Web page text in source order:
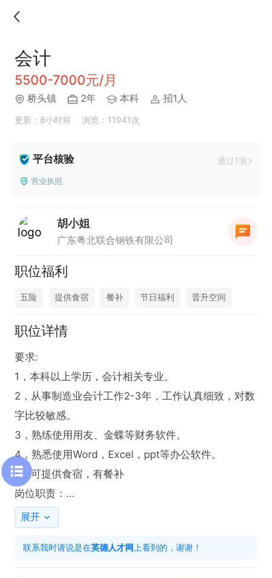
会计
5500-7000元/月
桥头镇 2年 本科 招1人
更新：8小时前 浏览：11941次
平台核验 通过1项
营业执照
胡小姐
广东粤北联合钢铁有限公司
职位福利
五险 提供食宿 餐补 节日福利 晋升空间
职位详情
要求:
1，本科以上学历，会计相关专业。
2，从事制造业会计工作2-3年，工作认真细致，对数
字比较敏感。
3，熟练使用用友、金蝶等财务软件。
4，熟悉使用Word，Excel，ppt等办公软件。
5，可提供食宿，有餐补
岗位职责：
1、每日完成公司成本核算。
3、完成与总部及各基地成本对比并分析成本。
展开
联系我时请说是在英德人才网 上看到的，谢谢！